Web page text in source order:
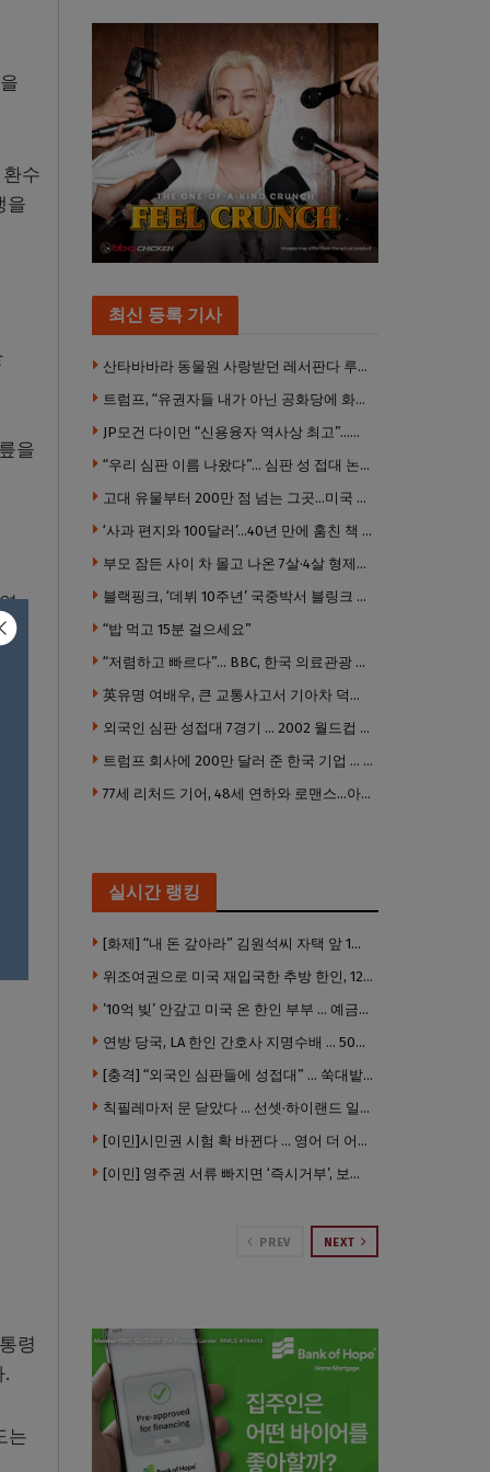
수
을
을
령
는
최신 등록 기사
산타바바라 동물원 사랑받던 레서판다 루비 사망… 갓 태어난 새끼 2마리 잃은 지 수주 만
트럼프, “유권자들 내가 아닌 공화당에 화난 것”
JP모건 다이먼 “신용융자 역사상 최고”…숨은 레버리지 경고
“우리 심판 이름 나왔다”… 심판 성 접대 논란에 日 축구계 발칵
고대 유물부터 200만 점 넘는 그곳…미국 최고 미술관은?
‘사과 편지와 100달러’…40년 만에 훔친 책 돌려준 절도범
부모 잠든 사이 차 몰고 나온 7살·4살 형제…보행자 덮쳐 중태
블랙핑크, ‘데뷔 10주년’ 국중박서 블링크 만난다 “섭섭함 안겨 미안”
“밥 먹고 15분 걸으세요”
“저렴하고 빠르다”… BBC, 한국 의료관광 열풍 주목
英유명 여배우, 큰 교통사고서 기아차 덕에 살았다
외국인 심판 성접대 7경기 … 2002 월드컵 4강 신화도 흔들
트럼프 회사에 200만 달러 준 한국 기업 … 민주당 뇌물의혹 조사
77세 리처드 기어, 48세 연하와 로맨스…아들과 3살 차
실시간 랭킹
[화제] “내 돈 갚아라” 김원석씨 자택 앞 1인 광대 시위 … 한인 투자사, “108만 달러 못받아”
위조여권으로 미국 재입국한 추방 한인, 120만 달러 은행 사기 행각
’10억 빚’ 안갚고 미국 온 한인 부부 … 예금보험공사, 미국서 소송
연방 당국, LA 한인 간호사 지명수배 … 500만 달러 메디캐어 사기, 선고 직전 한국 도주
[충격] “외국인 심판들에 성접대” … 쑥대밭된 축협 어디까지 추락하나
칙필레마저 문 닫았다 … 선셋·하이랜드 일대 ‘황량한 거리’로
[이민]시민권 시험 확 바뀐다 … 영어 더 어렵게, 민간시험 도입 추진
[이민] 영주권 서류 빠지면 ‘즉시거부’, 보완기회 없다 … 이민심사 8월부터 확 바뀐다
PREV NEXT